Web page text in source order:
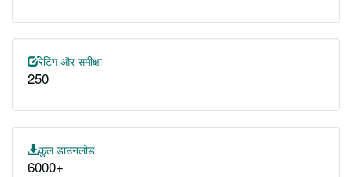
रेटिंग और समीक्षा
250
कुल डाउनलोड
6000+